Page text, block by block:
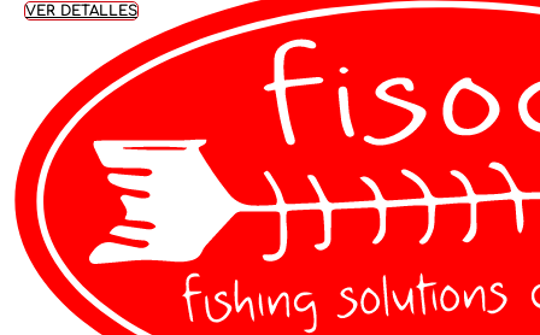
precios:
desde
42,90 €
hasta
49,03 €
VER DETALLES